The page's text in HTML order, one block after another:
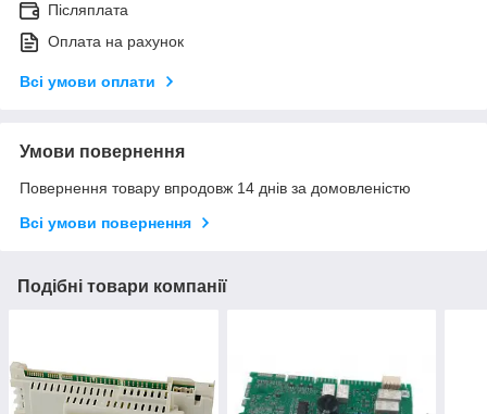
Післяплата
Оплата на рахунок
Всі умови оплати
Умови повернення
Повернення товару впродовж 14 днів за домовленістю
Всі умови повернення
Подібні товари компанії